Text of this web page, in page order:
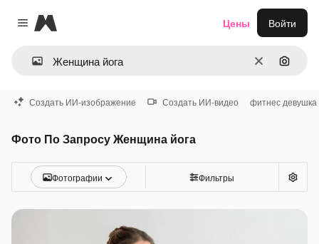
Close menu
Magnific
ОчиститьПоиск
Цены Войти
Создать ИИ-изображение Создать ИИ-видео фитнес девушка
Фото По Запросу Женщина йога
Фотографии Фильтры